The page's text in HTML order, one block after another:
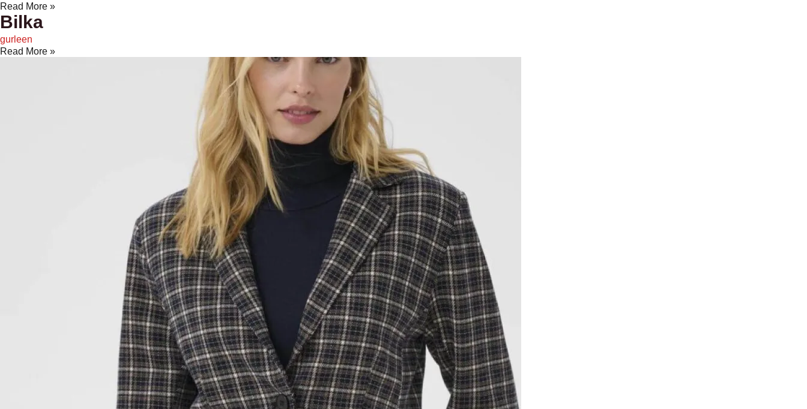
Read More »
Bilka
gurleen
Read More »